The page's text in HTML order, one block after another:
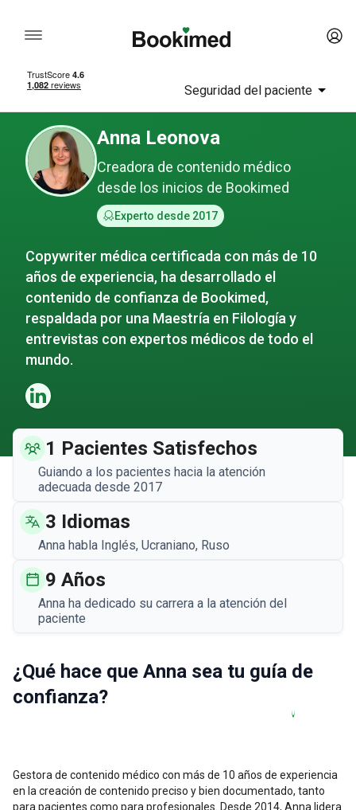
Seguridad del paciente
Anna Leonova
Creadora de contenido médico
desde los inicios de Bookimed
Experto desde 2017
Copywriter médica certificada con más de 10
años de experiencia, ha desarrollado el
contenido de confianza de Bookimed,
respaldada por una Maestría en Filología y
entrevistas con expertos médicos de todo el
mundo.
1 Pacientes Satisfechos
Guiando a los pacientes hacia la atención
adecuada desde 2017
3 Idiomas
Anna habla Inglés, Ucraniano, Ruso
9 Años
Anna ha dedicado su carrera a la atención del
paciente
¿Qué hace que Anna sea tu guía de
confianza?
Gestora de contenido médico con más de 10 años de experiencia
en la creación de contenido preciso y bien documentado, tanto
para pacientes como para profesionales. Desde 2014, Anna lidera